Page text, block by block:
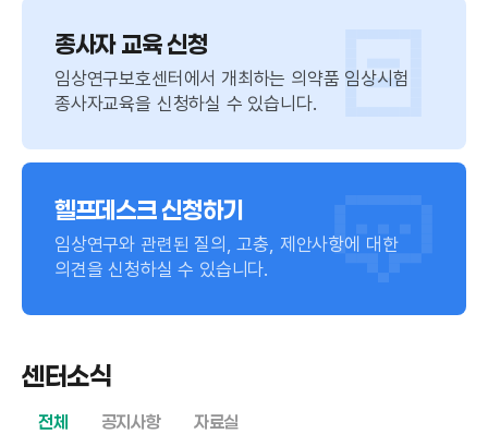
종사자 교육 신청
임상연구보호센터에서 개최하는 의약품 임상시험
종사자교육을 신청하실 수 있습니다.
헬프데스크 신청하기
임상연구와 관련된 질의, 고충, 제안사항에 대한
의견을 신청하실 수 있습니다.
센터소식
전체 공지사항 자료실